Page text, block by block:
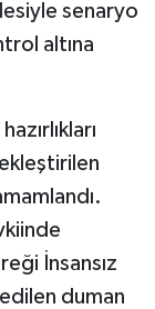
senaryo
altına
İnsansız
duman